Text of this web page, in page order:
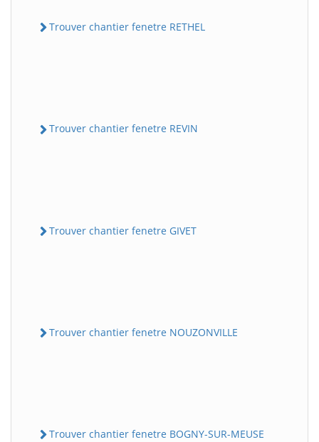
Trouver chantier fenetre RETHEL
Trouver chantier fenetre REVIN
Trouver chantier fenetre GIVET
Trouver chantier fenetre NOUZONVILLE
Trouver chantier fenetre BOGNY-SUR-MEUSE